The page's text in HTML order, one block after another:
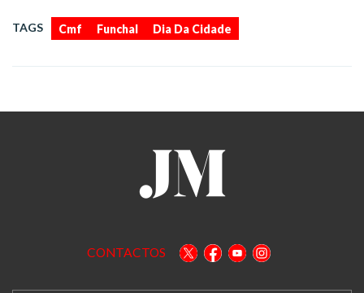
TAGS Cmf Funchal Dia Da Cidade
CONTACTOS